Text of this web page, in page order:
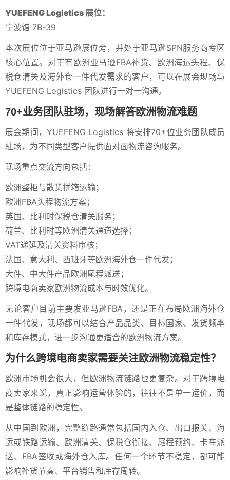
YUEFENG Logistics 展位：
宁波馆 7B-39
本次展位位于亚马逊展位旁，并处于亚马逊SPN服务商专区
核心位置。对于有欧洲亚马逊FBA补货、欧洲海运头程、保
税仓清关及海外仓一件代发需求的客户，可以在展会现场与
YUEFENG Logistics 团队进行一对一沟通。
70+业务团队驻场，现场解答欧洲物流难题
展会期间，YUEFENG Logistics 将安排70+位业务团队成员
驻场，为不同类型客户提供面对面物流咨询服务。
现场重点交流方向包括：
欧洲整柜与散货拼箱运输；
欧洲FBA头程物流方案；
英国、比利时保税仓清关服务；
荷兰、比利时等欧洲清关通道选择；
VAT递延及清关资料审核；
法国、意大利、西班牙等欧洲海外仓一件代发；
大件、中大件产品欧洲尾程派送；
跨境电商卖家欧洲物流成本与时效优化。
无论客户目前主要发亚马逊FBA，还是正在布局欧洲海外仓
一件代发，现场都可以结合产品品类、目标国家、发货频率
和库存模式，进一步沟通更适合的欧洲物流方案。
为什么跨境电商卖家需要关注欧洲物流稳定性？
欧洲市场机会很大，但欧洲物流链路也更复杂。对于跨境电
商卖家来说，真正影响运营体验的，往往不是单一运价，而
是整体链路的稳定性。
从中国到欧洲，完整链路通常包括国内入仓、出口报关、海
运或铁路运输、欧洲清关、保税仓衔接、尾程预约、卡车派
送、FBA签收或海外仓入库。任何一个环节不稳定，都可能
影响补货节奏、平台销售和库存周转。